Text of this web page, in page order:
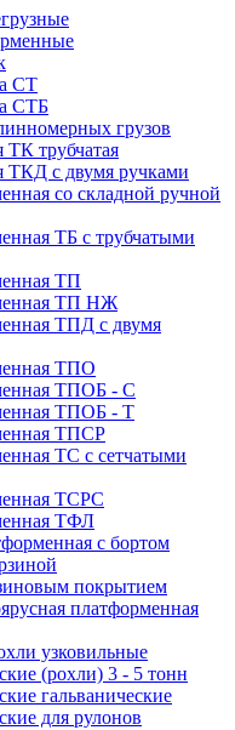
СТ
СТБ
грузов
ТК трубчатая
ТКД с двумя ручками
со складной ручной
ТБ с трубчатыми
ТП
ТП НЖ
ТПД с двумя
ТПО
ТПОБ - С
ТПОБ - Т
ТПСР
ТС с сетчатыми
ТСРС
ТФЛ
с бортом
покрытием
платформенная
узковильные
(рохли) 3 - 5 тонн
гальванические
для рулонов